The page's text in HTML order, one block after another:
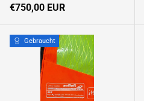
Normaler Preis
€750,00 EUR
Gebraucht